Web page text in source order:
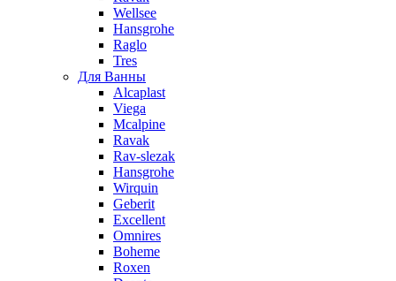
Wellsee
Hansgrohe
Raglo
Tres
Для Ванны
Alcaplast
Viega
Mcalpine
Ravak
Rav-slezak
Hansgrohe
Wirquin
Geberit
Excellent
Omnires
Boheme
Roxen